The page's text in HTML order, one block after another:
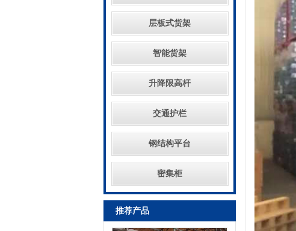
层板式货架
智能货架
升降限高杆
交通护栏
钢结构平台
密集柜
推荐产品